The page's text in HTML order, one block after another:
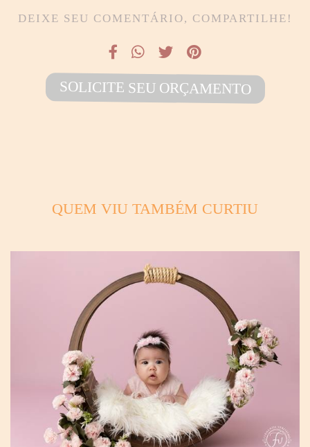
DEIXE SEU COMENTÁRIO, COMPARTILHE!
SOLICITE SEU ORÇAMENTO
QUEM VIU TAMBÉM CURTIU